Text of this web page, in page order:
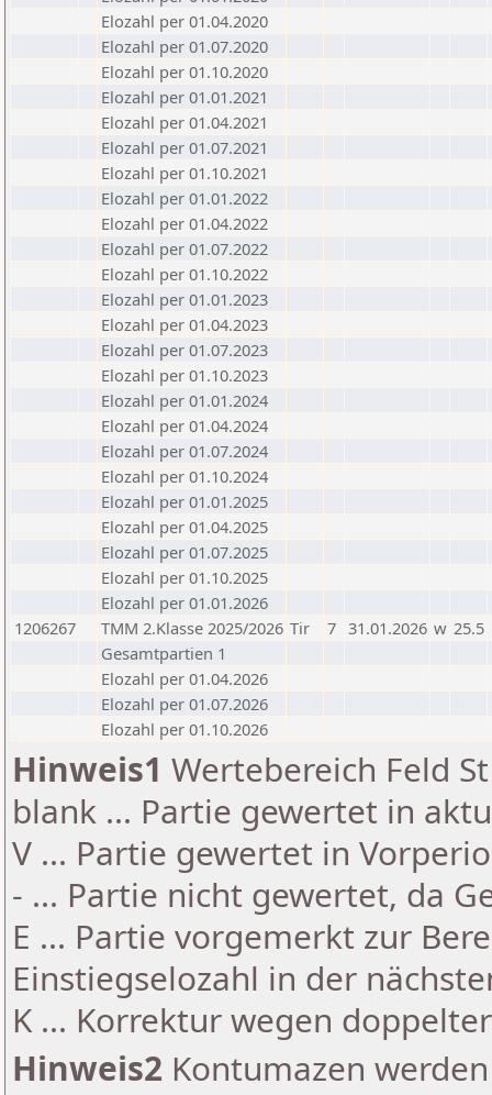
Elozahl per 01.04.2020
Elozahl per 01.07.2020
Elozahl per 01.10.2020
Elozahl per 01.01.2021
Elozahl per 01.04.2021
Elozahl per 01.07.2021
Elozahl per 01.10.2021
Elozahl per 01.01.2022
Elozahl per 01.04.2022
Elozahl per 01.07.2022
Elozahl per 01.10.2022
Elozahl per 01.01.2023
Elozahl per 01.04.2023
Elozahl per 01.07.2023
Elozahl per 01.10.2023
Elozahl per 01.01.2024
Elozahl per 01.04.2024
Elozahl per 01.07.2024
Elozahl per 01.10.2024
Elozahl per 01.01.2025
Elozahl per 01.04.2025
Elozahl per 01.07.2025
Elozahl per 01.10.2025
Elozahl per 01.01.2026
1206267
TMM 2.Klasse 2025/2026 Tir 7 31.01.2026 w 25.5
Gesamtpartien 1
Elozahl per 01.04.2026
Elozahl per 01.07.2026
Elozahl per 01.10.2026
Hinweis1 Wertebereich Feld
blank ... Partie gewertet in
V ... Partie gewertet in
- ... Partie nicht gewertet, da
E ... Partie vorgemerkt zur
Einstiegselozahl in der
K ... Korrektur wegen
Hinweis2 Kontumazen